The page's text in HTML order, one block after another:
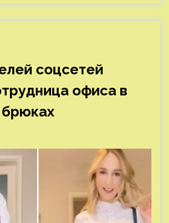
соцсетей
офиса в